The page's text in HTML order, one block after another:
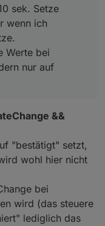
Werte für
enthalten und bei
nur
des S10s
ist die
Leistung
kann die
Leistung sein. /
/ Achtung: Das
30 Sekunden gesetzt
in den Normalmodus.
sek. Setze
wenn ich
Werte bei
nur auf
mal testen, aber
die Sonne nicht
sek. Setze
wenn ich
Werte bei
nur auf
&&
"bestätigt" setzt,
wohl hier nicht
bei
wird (das steuere
lediglich das